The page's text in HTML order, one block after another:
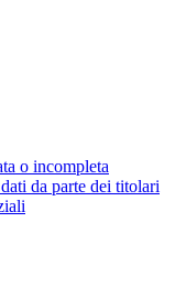
o incompleta
da parte dei titolari